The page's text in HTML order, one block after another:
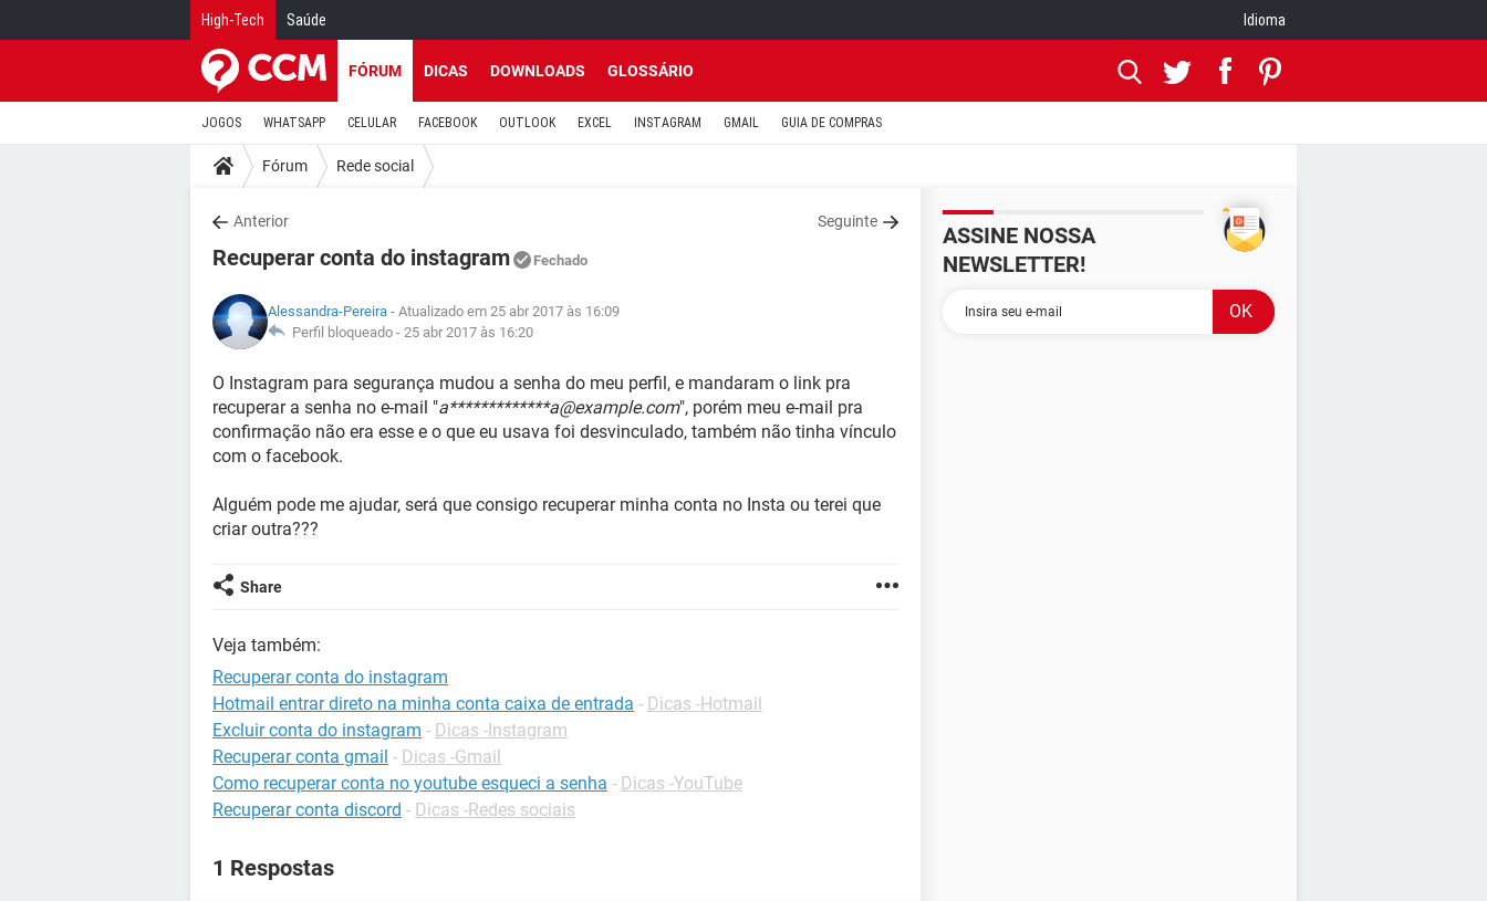
High-Tech Saúde Idioma
FÓRUM DICAS DOWNLOADS GLOSSÁRIO
JOGOS WHATSAPP CELULAR FACEBOOK OUTLOOK EXCEL INSTAGRAM GMAIL GUIA DE COMPRAS
Fórum Rede social
Anterior Seguinte
Recuperar conta do instagram Fechado
Alessandra-Pereira - Atualizado em 25 abr 2017 às 16:09
Perfil bloqueado - 25 abr 2017 às 16:20
O Instagram para segurança mudou a senha do meu perfil, e mandaram o link pra
recuperar a senha no e-mail "a*************a@example.com", porém meu e-mail pra
confirmação não era esse e o que eu usava foi desvinculado, também não tinha vínculo
com o facebook.
Alguém pode me ajudar, será que consigo recuperar minha conta no Insta ou terei que
criar outra???
Share
Veja também:
Recuperar conta do instagram
Hotmail entrar direto na minha conta caixa de entrada - Dicas -Hotmail
Excluir conta do instagram - Dicas -Instagram
Recuperar conta gmail - Dicas -Gmail
Como recuperar conta no youtube esqueci a senha - Dicas -YouTube
Recuperar conta discord - Dicas -Redes sociais
1 Respostas
ASSINE NOSSA
NEWSLETTER!